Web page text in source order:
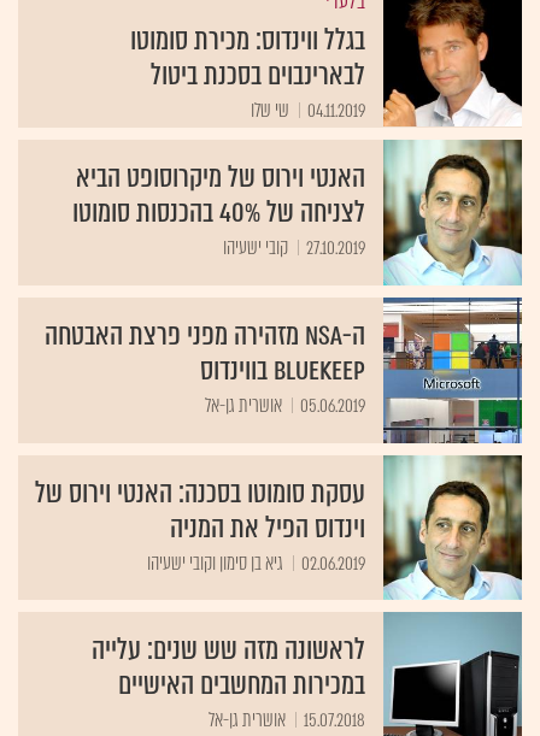
בגלל ווינדוס: מכירת סומוטו
לבארינבוים בסכנת ביטול
04.11.2019 שי שלו
האנטי וירוס של מיקרוסופט הביא
לצניחה של 40% בהכנסות סומוטו
27.10.2019 קובי ישעיהו
ה-NSA מזהירה מפני פרצת האבטחה
BlueKeep בווינדוס
05.06.2019 אושרית גן-אל
עסקת סומוטו בסכנה: האנטי וירוס של
וינדוס הפיל את המניה
02.06.2019 גיא בן סימון וקובי ישעיהו
לראשונה מזה שש שנים: עלייה
במכירות המחשבים האישיים
15.07.2018 אושרית גן-אל